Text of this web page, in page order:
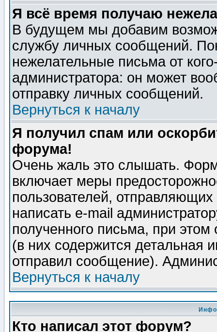
Я всё время получаю
В будущем мы добавим
службу личных сообщений.
нежелательные письма от
администратора: он может
отправку личных сообщений.
Вернуться к началу
Я получил спам или
форума!
Очень жаль это слышать.
включает меры
пользователей,
написать e-mail
полученного письма, при этом
(в них содержится детальная
отправил сообщение).
Вернуться к началу
Кто написал этот форум?